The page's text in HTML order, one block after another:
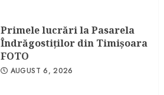
Primele lucrări la Pasarela
Îndrăgostiţilor din Timişoara
FOTO
AUGUST 6, 2026